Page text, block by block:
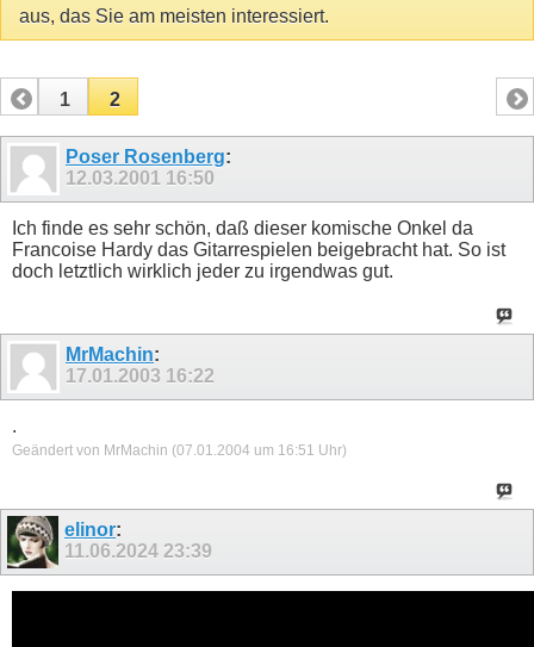
aus, das Sie am meisten interessiert.
1 2
Poser Rosenberg:
12.03.2001 16:50
Ich finde es sehr schön, daß dieser komische Onkel da
Francoise Hardy das Gitarrespielen beigebracht hat. So ist
doch letztlich wirklich jeder zu irgendwas gut.
MrMachin:
17.01.2003 16:22
.
Geändert von MrMachin (07.01.2004 um 16:51 Uhr)
elinor:
11.06.202423:39